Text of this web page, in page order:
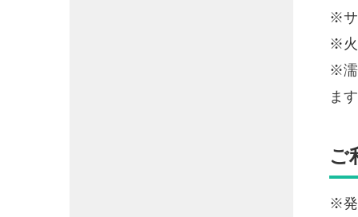
※サ
※火
※濡
ます
ご
※発